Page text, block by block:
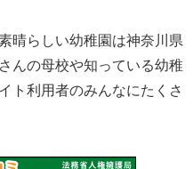
晴らしい幼稚園は神奈川県
んの母校や知っている幼稚
ト利用者のみんなにたくさ